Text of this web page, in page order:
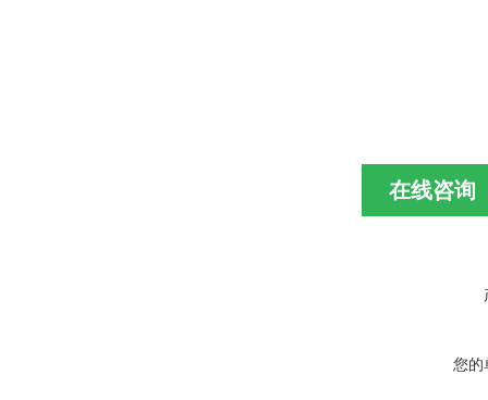
在线咨询
您的